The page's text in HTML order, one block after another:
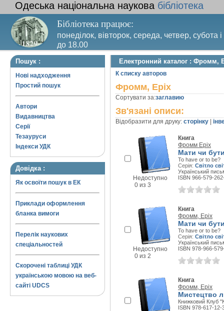
Одеська національна наукова бібліотека
Бібліотека працює:
понеділок, вівторок, середа, четвер, субота
до 18.00
Вихідний день – п’ятниця. Останній четвер
Пошук :
Нові надходження
Простий пошук
Автори
Видавництва
Серії
Тезауруси
Індекси УДК
Довідка :
Як освоїти пошук в ЕК
Приклади оформлення
бланка вимоги
Перелік наукових
спеціальностей
Скорочені таблиці УДК
українською мовою на веб-
сайті UDCS
Електронний каталог : Фромм,
К списку авторов
Фромм, Еріх
Сортувати за:заглавию
Зв'язані описи:
Відобразити для друку: сторінку
Недоступно
0 из 3
Книга
Фромм Еріх
Мати чи
To have or to be?
Серія: Світло
Український
ISBN 966-579-
Недоступно
0 из 2
Книга
Фромм, Еріх
Мати чи
To have or to be?
Серія: Світло
Український
ISBN 978-966-
Книга
Фромм, Еріх
Мистецтво
Книжковий Клуб
ISBN 978-617-12-